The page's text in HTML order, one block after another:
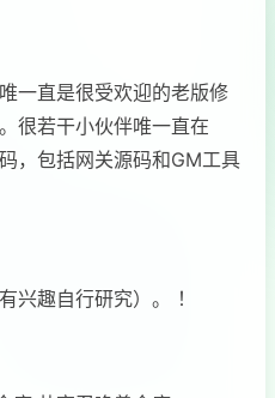
一直是很受欢迎的老版修
很若干小伙伴唯一直在
，包括网关源码和GM工具
兴趣自行研究）。 ！